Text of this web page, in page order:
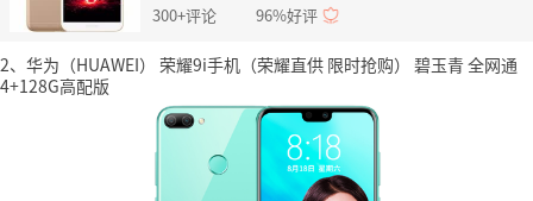
300+评论 96%好评
2、华为（HUAWEI） 荣耀9i手机（荣耀直供 限时抢购） 碧玉青 全网通
4+128G高配版